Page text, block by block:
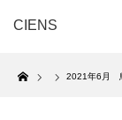
CIENS
Home
2021年6月